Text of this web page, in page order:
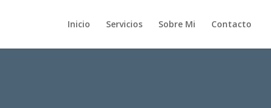
Inicio Servicios Sobre Mi Contacto